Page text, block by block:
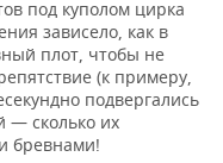
под куполом цирка
зависело, как в
плот, чтобы не
(к примеру,
подвергались
— сколько их
бревнами!